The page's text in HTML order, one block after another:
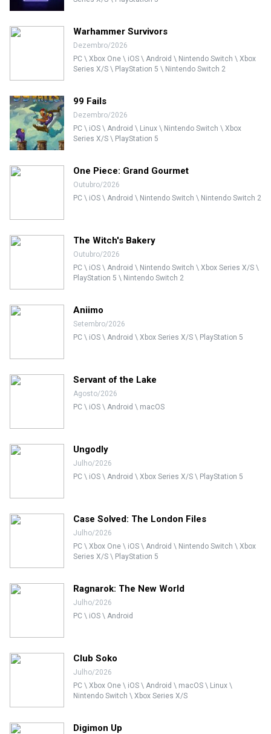
Warhammer Survivors
Dezembro/2026
PC \ Xbox One \ iOS \ Android \ Nintendo Switch \ Xbox
Series X/S \ PlayStation 5 \ Nintendo Switch 2
99 Fails
Dezembro/2026
PC \ iOS \ Android \ Linux \ Nintendo Switch \ Xbox
Series X/S \ PlayStation 5
One Piece: Grand Gourmet
Outubro/2026
PC \ iOS \ Android \ Nintendo Switch \ Nintendo Switch 2
The Witch's Bakery
Outubro/2026
PC \ iOS \ Android \ Nintendo Switch \ Xbox Series X/S \
PlayStation 5 \ Nintendo Switch 2
Aniimo
Setembro/2026
PC \ iOS \ Android \ Xbox Series X/S \ PlayStation 5
Servant of the Lake
Agosto/2026
PC \ iOS \ Android \ macOS
Ungodly
Julho/2026
PC \ iOS \ Android \ Xbox Series X/S \ PlayStation 5
Case Solved: The London Files
Julho/2026
PC \ Xbox One \ iOS \ Android \ Nintendo Switch \ Xbox
Series X/S \ PlayStation 5
Ragnarok: The New World
Julho/2026
PC \ iOS \ Android
Club Soko
Julho/2026
PC \ Xbox One \ iOS \ Android \ macOS \ Linux \
Nintendo Switch \ Xbox Series X/S
Digimon Up